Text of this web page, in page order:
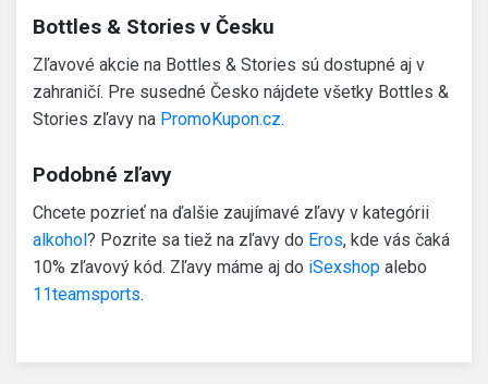
Bottles & Stories v Česku
Zľavové akcie na Bottles & Stories sú dostupné aj v
zahraničí. Pre susedné Česko nájdete všetky Bottles &
Stories zľavy na PromoKupon.cz.
Podobné zľavy
Chcete pozrieť na ďalšie zaujímavé zľavy v kategórii
alkohol? Pozrite sa tiež na zľavy do Eros, kde vás čaká
10% zľavový kód. Zľavy máme aj do iSexshop alebo
11teamsports.